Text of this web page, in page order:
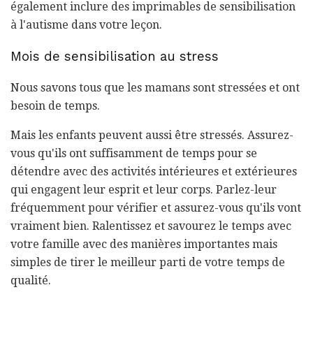
également inclure des imprimables de sensibilisation
à l'autisme dans votre leçon.
Mois de sensibilisation au stress
Nous savons tous que les mamans sont stressées et ont
besoin de temps.
Mais les enfants peuvent aussi être stressés. Assurez-
vous qu'ils ont suffisamment de temps pour se
détendre avec des activités intérieures et extérieures
qui engagent leur esprit et leur corps. Parlez-leur
fréquemment pour vérifier et assurez-vous qu'ils vont
vraiment bien. Ralentissez et savourez le temps avec
votre famille avec des manières importantes mais
simples de tirer le meilleur parti de votre temps de
qualité.